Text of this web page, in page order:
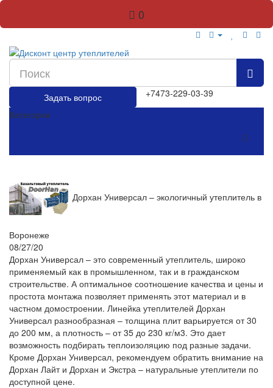
0
Задать вопрос
+7473-229-03-39
Категории
Дорхан Универсал – экологичный утеплитель в
Воронеже
08/27/20
Дорхан Универсал – это современный утеплитель, широко
применяемый как в промышленном, так и в гражданском
строительстве. А оптимальное соотношение качества и цены и
простота монтажа позволяет применять этот материал и в
частном домостроении. Линейка утеплителей Дорхан
Универсал разнообразная – толщина плит варьируется от 30
до 200 мм, а плотность – от 35 до 230 кг/м3. Это дает
возможность подбирать теплоизоляцию под разные задачи.
Кроме Дорхан Универсал, рекомендуем обратить внимание на
Дорхан Лайт и Дорхан и Экстра – натуральные утеплители по
доступной цене.